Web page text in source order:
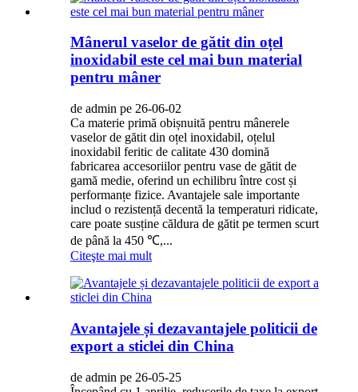
Mânerul vaselor de gătit din oțel
inoxidabil este cel mai bun material
pentru mâner
de admin pe 26-06-02
Ca materie primă obișnuită pentru mânerele
vaselor de gătit din oțel inoxidabil, oțelul
inoxidabil feritic de calitate 430 domină
fabricarea accesoriilor pentru vase de gătit de
gamă medie, oferind un echilibru între cost și
performanțe fizice. Avantajele sale importante
includ o rezistență decentă la temperaturi ridicate,
care poate susține căldura de gătit pe termen scurt
de până la 450 ℃,...
Citeşte mai mult
Avantajele și dezavantajele politicii de
export a sticlei din China
de admin pe 26-05-25